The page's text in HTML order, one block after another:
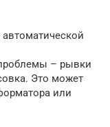
– рывки
Это может
или